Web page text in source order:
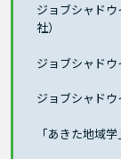
ジョブシャド
社）
ジョブシャドウ
ジョブシャドウ
「あきた地域